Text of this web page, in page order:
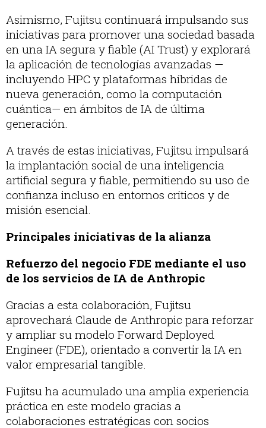
Asimismo, Fujitsu continuará impulsando sus
iniciativas para promover una sociedad basada
en una IA segura y fiable (AI Trust) y explorará
la aplicación de tecnologías avanzadas —
incluyendo HPC y plataformas híbridas de
nueva generación, como la computación
cuántica— en ámbitos de IA de última
generación.
A través de estas iniciativas, Fujitsu impulsará
la implantación social de una inteligencia
artificial segura y fiable, permitiendo su uso de
confianza incluso en entornos críticos y de
misión esencial.
Principales iniciativas de la alianza
Refuerzo del negocio FDE mediante el uso
de los servicios de IA de Anthropic
Gracias a esta colaboración, Fujitsu
aprovechará Claude de Anthropic para reforzar
y ampliar su modelo Forward Deployed
Engineer (FDE), orientado a convertir la IA en
valor empresarial tangible.
Fujitsu ha acumulado una amplia experiencia
práctica en este modelo gracias a
colaboraciones estratégicas con socios